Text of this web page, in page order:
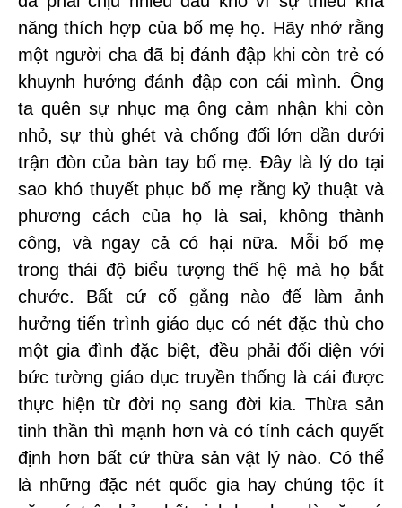
năng thích hợp của bố mẹ họ. Hãy nhớ rằng
một người cha đã bị đánh đập khi còn trẻ có
khuynh hướng đánh đập con cái mình. Ông
ta quên sự nhục mạ ông cảm nhận khi còn
nhỏ, sự thù ghét và chống đối lớn dần dưới
trận đòn của bàn tay bố mẹ. Đây là lý do tại
sao khó thuyết phục bố mẹ rằng kỷ thuật và
phương cách của họ là sai, không thành
công, và ngay cả có hại nữa. Mỗi bố mẹ
trong thái độ biểu tượng thế hệ mà họ bắt
chước. Bất cứ cố gắng nào để làm ảnh
hưởng tiến trình giáo dục có nét đặc thù cho
một gia đình đặc biệt, đều phải đối diện với
bức tường giáo dục truyền thống là cái được
thực hiện từ đời nọ sang đời kia. Thừa sản
tinh thần thì mạnh hơn và có tính cách quyết
định hơn bất cứ thừa sản vật lý nào. Có thể
là những đặc nét quốc gia hay chủng tộc ít